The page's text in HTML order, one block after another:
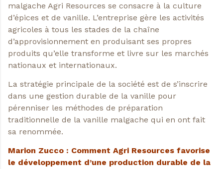
malgache Agri Resources se consacre à la culture
d’épices et de vanille. L’entreprise gère les activités
agricoles à tous les stades de la chaîne
d’approvisionnement en produisant ses propres
produits qu’elle transforme et livre sur les marchés
nationaux et internationaux.
La stratégie principale de la société est de s’inscrire
dans une gestion durable de la vanille pour
pérenniser les méthodes de préparation
traditionnelle de la vanille malgache qui en ont fait
sa renommée.
Marion Zucco : Comment Agri Resources favorise
le développement d’une production durable de la